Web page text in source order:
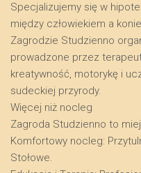
​Specjalizujemy się w
między człowiekiem a
Zagrodzie Studzienno
prowadzone przez
kreatywność, motorykę i
sudeckiej przyrody.
​Więcej niż nocleg
​Zagroda Studzienno to
​Komfortowy nocleg:
Stołowe.